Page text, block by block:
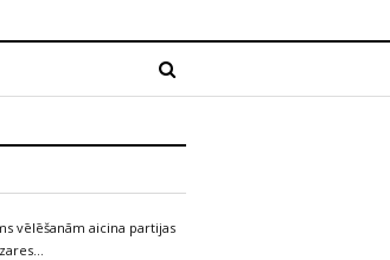
vēlēšanām aicina partijas